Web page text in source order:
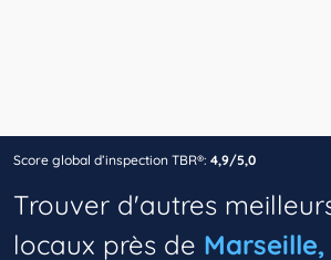
Score global d’inspection TBR®: 4,9/5,0
Trouver d'autres
locaux près de